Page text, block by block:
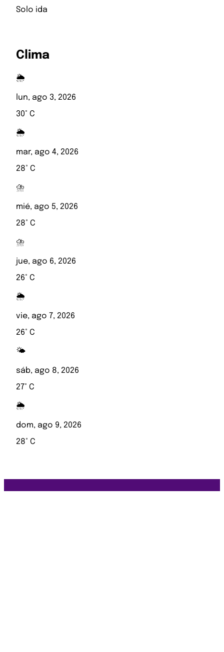
Solo ida
Clima
🌦️
lun, ago 3, 2026
30° C
🌦️
mar, ago 4, 2026
28° C
⛈️
mié, ago 5, 2026
28° C
⛈️
jue, ago 6, 2026
26° C
🌦️
vie, ago 7, 2026
26° C
🌤️
sáb, ago 8, 2026
27° C
🌦️
dom, ago 9, 2026
28° C